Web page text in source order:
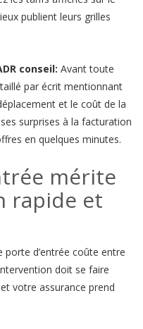
publient leurs grilles
conseil: Avant toute
par écrit mentionnant
et le coût de la
surprises à la facturation
en quelques minutes.
mérite
rapide et
d’entrée coûte entre
doit se faire
votre assurance prend